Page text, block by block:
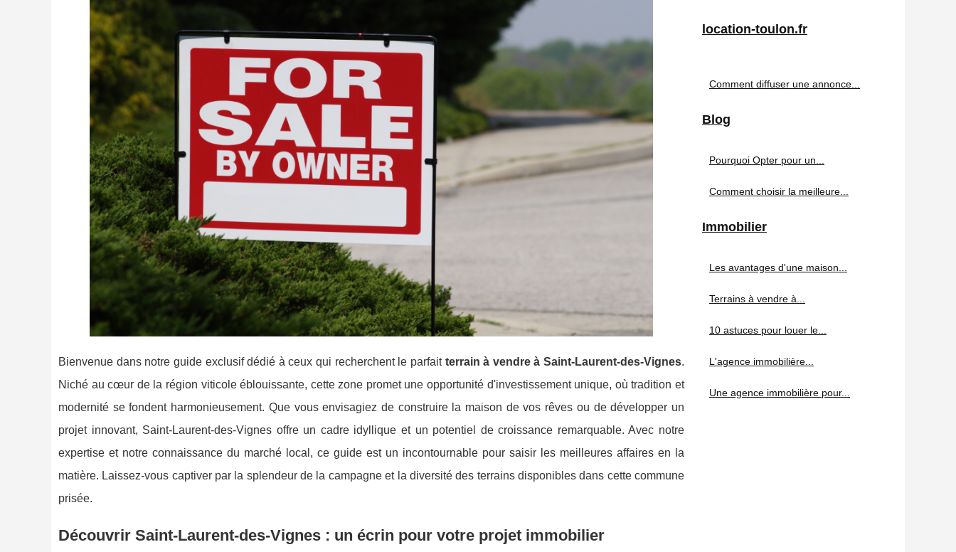
Bienvenue dans notre guide exclusif dédié à ceux qui recherchent le parfait terrain à vendre à Saint-Laurent-des-Vignes.
Niché au cœur de la région viticole éblouissante, cette zone promet une opportunité d'investissement unique, où tradition et
modernité se fondent harmonieusement. Que vous envisagiez de construire la maison de vos rêves ou de développer un
projet innovant, Saint-Laurent-des-Vignes offre un cadre idyllique et un potentiel de croissance remarquable. Avec notre
expertise et notre connaissance du marché local, ce guide est un incontournable pour saisir les meilleures affaires en la
matière. Laissez-vous captiver par la splendeur de la campagne et la diversité des terrains disponibles dans cette commune
prisée.
Découvrir Saint-Laurent-des-Vignes : un écrin pour votre projet immobilier
location-toulon.fr
Comment diffuser une annonce...
Blog
Pourquoi Opter pour un...
Comment choisir la meilleure...
Immobilier
Les avantages d'une maison...
Terrains à vendre à...
10 astuces pour louer le...
L'agence immobilière...
Une agence immobilière pour...